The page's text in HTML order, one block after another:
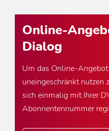
Online-
Dialog
Um das Online-
uneingeschränkt nutzen
sich einmalig mit Ihrer
Abonnentennummer